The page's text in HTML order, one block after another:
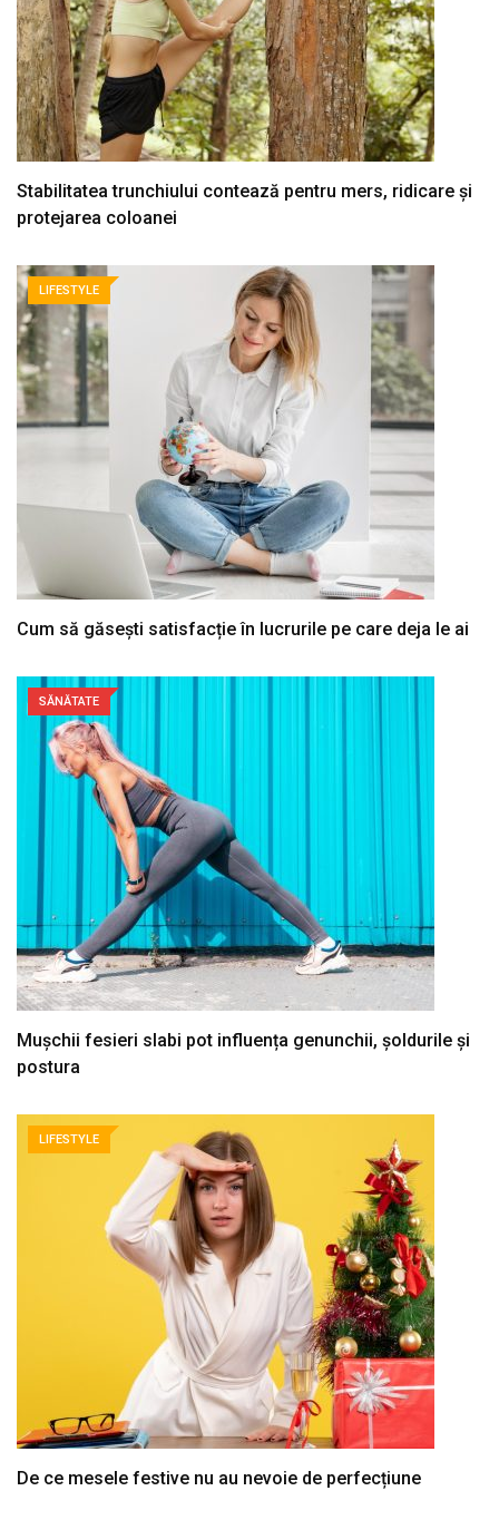
Stabilitatea trunchiului contează pentru mers, ridicare și
protejarea coloanei
LIFESTYLE
Cum să găsești satisfacție în lucrurile pe care deja le ai
SĂNĂTATE
Mușchii fesieri slabi pot influența genunchii, șoldurile și
postura
LIFESTYLE
De ce mesele festive nu au nevoie de perfecțiune